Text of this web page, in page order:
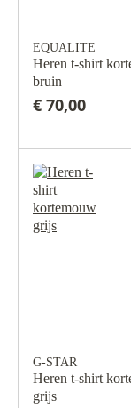
EQUALITE
Heren t-shirt
bruin
€ 70,00
G-STAR
Heren t-shirt
grijs